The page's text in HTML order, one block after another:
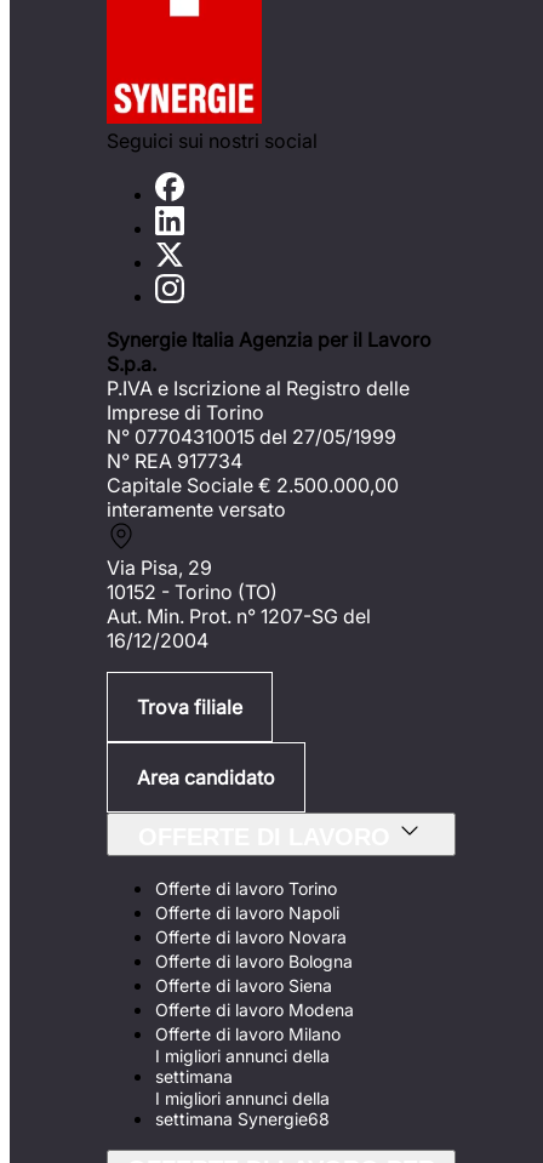
Seguici sui nostri social
Synergie Italia Agenzia per il Lavoro
S.p.a.
P.IVA e Iscrizione al Registro delle
Imprese di Torino
N° 07704310015 del 27/05/1999
N° REA 917734
Capitale Sociale € 2.500.000,00
interamente versato
Via Pisa, 29
10152 - Torino (TO)
Aut. Min. Prot. n° 1207-SG del
16/12/2004
Trova filiale
Area candidato
Offerte di lavoro Torino
Offerte di lavoro Napoli
Offerte di lavoro Novara
Offerte di lavoro Bologna
Offerte di lavoro Siena
Offerte di lavoro Modena
Offerte di lavoro Milano
I migliori annunci della
settimana
I migliori annunci della
settimana Synergie68